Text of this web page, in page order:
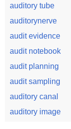
auditory tube
auditorynerve
audit evidence
audit notebook
audit planning
audit sampling
auditory canal
auditory image